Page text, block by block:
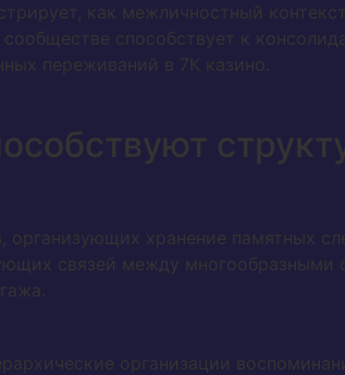
как межличностный
способствует к
переживаний в 7К казино.
хранение памятных
связей между многообразными
организации